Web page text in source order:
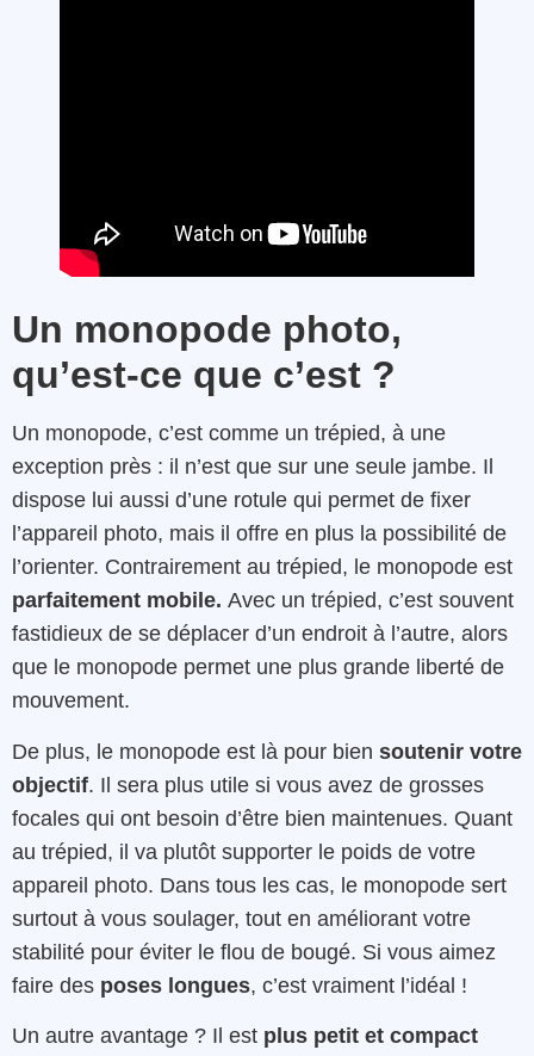
Un monopode photo,
qu’est-ce que c’est ?
Un monopode, c’est comme un trépied, à une
exception près : il n’est que sur une seule jambe. Il
dispose lui aussi d’une rotule qui permet de fixer
l’appareil photo, mais il offre en plus la possibilité de
l’orienter. Contrairement au trépied, le monopode est
parfaitement mobile. Avec un trépied, c’est souvent
fastidieux de se déplacer d’un endroit à l’autre, alors
que le monopode permet une plus grande liberté de
mouvement.
De plus, le monopode est là pour bien soutenir votre
objectif. Il sera plus utile si vous avez de grosses
focales qui ont besoin d’être bien maintenues. Quant
au trépied, il va plutôt supporter le poids de votre
appareil photo. Dans tous les cas, le monopode sert
surtout à vous soulager, tout en améliorant votre
stabilité pour éviter le flou de bougé. Si vous aimez
faire des poses longues, c’est vraiment l’idéal !
Un autre avantage ? Il est plus petit et compact